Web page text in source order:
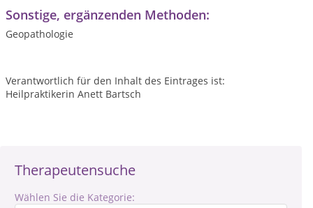
Therapeutensuche
Wählen Sie die Kategorie:
Sonstige, ergänzenden Methoden:
Geopathologie
Verantwortlich für den Inhalt des Eintrages ist:
Heilpraktikerin Anett Bartsch